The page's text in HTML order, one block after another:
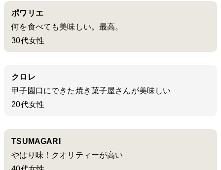
ポワリエ
何を食べても美味しい。最高。
30代女性
クロレ
甲子園口にできた焼き菓子屋さんが美味しい
20代女性
TSUMAGARI
やはり味！クオリティーが高い